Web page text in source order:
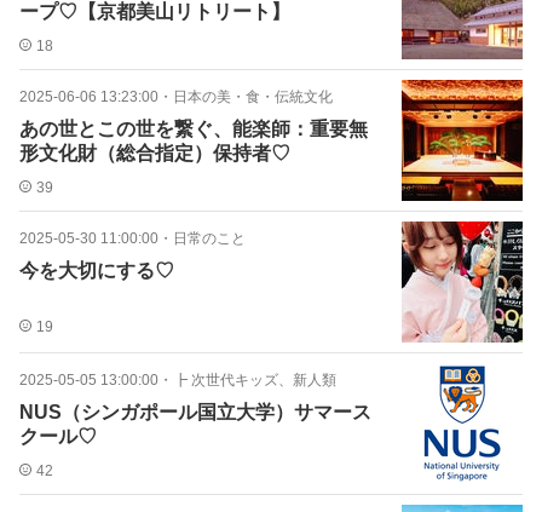
ープ♡【京都美山リトリート】
18
2025-06-06 13:23:00 ・ 日本の美・食・伝統文化
あの世とこの世を繋ぐ、能楽師：重要無
形文化財（総合指定）保持者♡
39
2025-05-30 11:00:00 ・ 日常のこと
今を大切にする♡
19
2025-05-05 13:00:00 ・ ┣ 次世代キッズ、新人類
NUS（シンガポール国立大学）サマース
クール♡
42